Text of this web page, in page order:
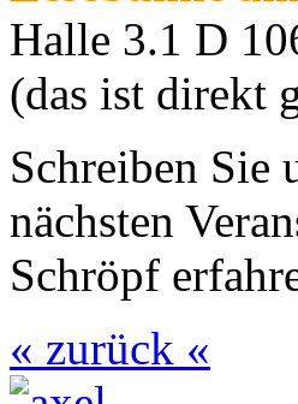
Halle 3.1 D
(das ist direkt
Schreiben Sie
nächsten
Schröpf
« zurück «